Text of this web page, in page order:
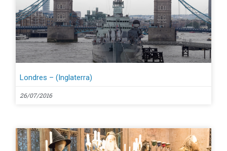
Londres – (Inglaterra)
26/07/2016